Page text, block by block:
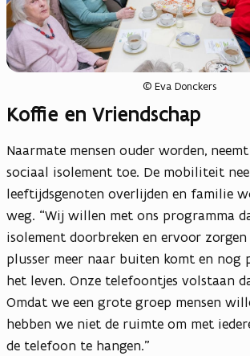
© Eva Donckers
Koffie en Vriendschap
Naarmate mensen ouder worden,
sociaal isolement toe. De mobiliteit
leeftijdsgenoten overlijden en familie
weg. “Wij willen met ons programma
isolement doorbreken en ervoor
plusser meer naar buiten komt en
het leven. Onze telefoontjes volstaan
Omdat we een grote groep mensen
hebben we niet de ruimte om met
de telefoon te hangen.”